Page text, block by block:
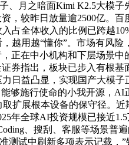
、月之暗面Kimi K2.5大模
，较昨日放量逾2500亿。
占全体收入的比例已跨越
越用越“懂你”。市场有风
正在中小机构和下层场景
券指出，板块已步入有根
日益凸显，实现国产大模
够施行使命的小我开源，
扩展根本设备的保守径。
年全球AI投资规模已接近
、搜刮、客服等场景
测试中刷新多项表示记载